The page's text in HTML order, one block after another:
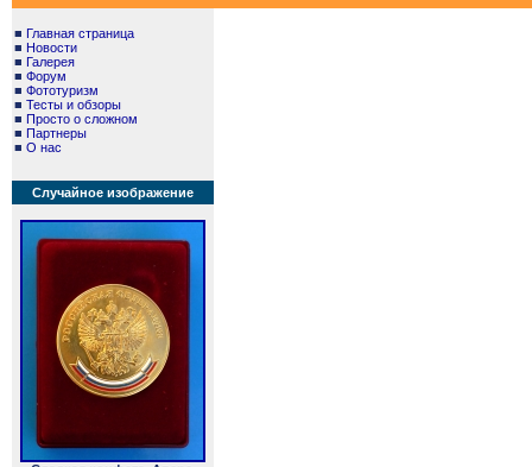
■ Главная страница
■ Новости
■ Галерея
■ Форум
■ Фототуризм
■ Тесты и обзоры
■ Просто о сложном
■ Партнеры
■ О нас
Случайное изображение